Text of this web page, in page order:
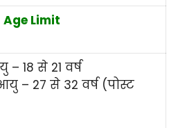
Age Limit
18 से 21 वर्ष
– 27 से 32 वर्ष (पोस्ट